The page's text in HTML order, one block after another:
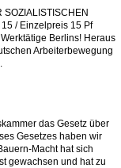
/ Einzelpreis 15 Pf
Berlins! Heraus
Arbeiterbewegung
das Gesetz über
Gesetzes haben wir
Macht hat sich
gewachsen und hat zu